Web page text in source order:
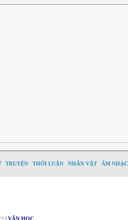
TRUYỆN THỜI LUẬN NHÂN VẬT ÂM NHẠC
| VĂN HỌC